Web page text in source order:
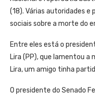
(18). Várias autoridades
sociais sobre a morte do
Entre eles está o
Lira (PP), que lamentou a
Lira, um amigo tinha
O presidente do Senado